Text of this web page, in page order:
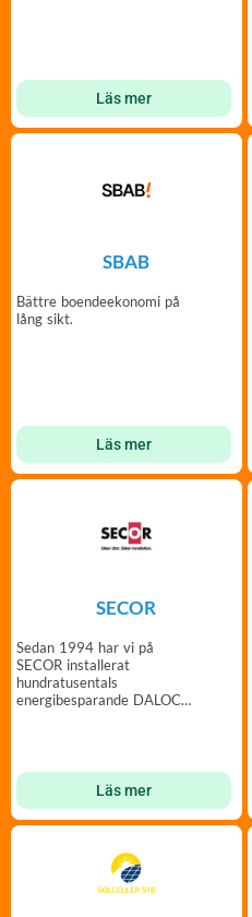
Läs mer
SBAB
Bättre boendeekonomi på
lång sikt.
Läs mer
SECOR
Sedan 1994 har vi på
SECOR installerat
hundratusentals
energibesparande DALOC
Läs mer